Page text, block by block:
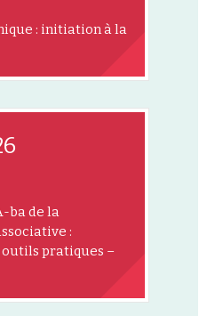
: initiation à la
ba de la
:
pratiques –